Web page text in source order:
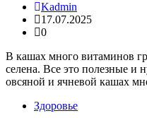
Kadmin
17.07.2025
0
В кашах много витаминов
селена. Все это полезные и
овсяной и ячневой кашах
Здоровье